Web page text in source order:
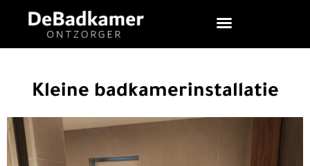
Kleine badkamerinstallatie